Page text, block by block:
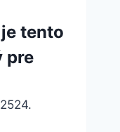
tento
pre
24.